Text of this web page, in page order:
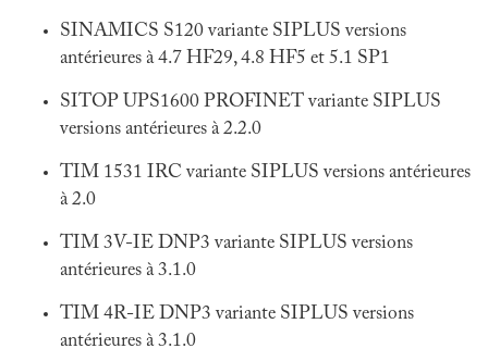
SINAMICS S120 variante SIPLUS versions
antérieures à 4.7 HF29, 4.8 HF5 et 5.1 SP1
SITOP UPS1600 PROFINET variante SIPLUS
versions antérieures à 2.2.0
TIM 1531 IRC variante SIPLUS versions antérieures
à 2.0
TIM 3V-IE DNP3 variante SIPLUS versions
antérieures à 3.1.0
TIM 4R-IE DNP3 variante SIPLUS versions
antérieures à 3.1.0